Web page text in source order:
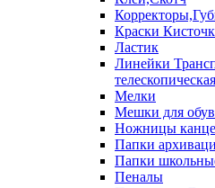
Краски
Ластик
Линейки
телескопическая
Мелки
Мешки для
Ножницы
Папки
Папки
Пеналы